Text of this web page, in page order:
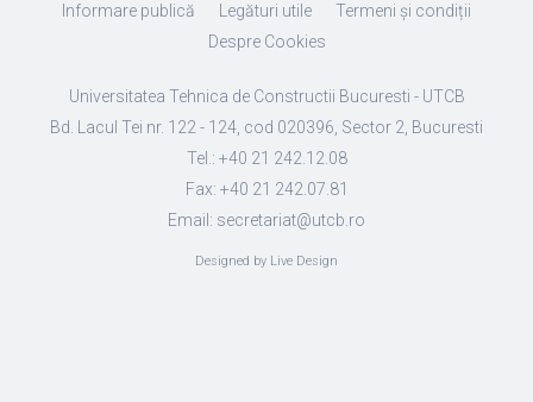
Informare publică Legături utile
Termeni și condiții
Despre Cookies
Universitatea Tehnica de Constructii Bucuresti - UTCB
Bd. Lacul Tei nr. 122 - 124, cod 020396, Sector 2, Bucuresti
Tel.: +40 21 242.12.08
Fax: +40 21 242.07.81
Email: secretariat@utcb.ro
Designed by Live Design